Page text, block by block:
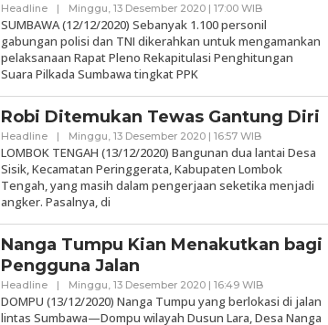
Headline | Minggu, 13 Desember 2020 | 17:00 WIBOleh
Samawarea
SUMBAWA (12/12/2020) Sebanyak 1.100 personil
gabungan polisi dan TNI dikerahkan untuk mengamankan
pelaksanaan Rapat Pleno Rekapitulasi Penghitungan
Suara Pilkada Sumbawa tingkat PPK
Robi Ditemukan Tewas Gantung Diri
Headline | Minggu, 13 Desember 2020 | 16:57 WIBOleh
Samawarea
LOMBOK TENGAH (13/12/2020) Bangunan dua lantai Desa
Sisik, Kecamatan Peringgerata, Kabupaten Lombok
Tengah, yang masih dalam pengerjaan seketika menjadi
angker. Pasalnya, di
Nanga Tumpu Kian Menakutkan bagi
Pengguna Jalan
Headline | Minggu, 13 Desember 2020 | 16:49 WIBOleh
Samawarea
DOMPU (13/12/2020) Nanga Tumpu yang berlokasi di jalan
lintas Sumbawa—Dompu wilayah Dusun Lara, Desa Nanga